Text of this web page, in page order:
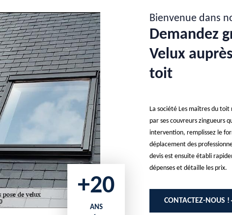
+20
ANS
Bienvenue dans
Demandez
Velux
toit
La société Les maîtres du toit
par ses couvreurs zingueurs
intervention, remplissez le
déplacement des
devis est ensuite établi
dépenses et détaille les prix.
CONTACTEZ-NOUS !